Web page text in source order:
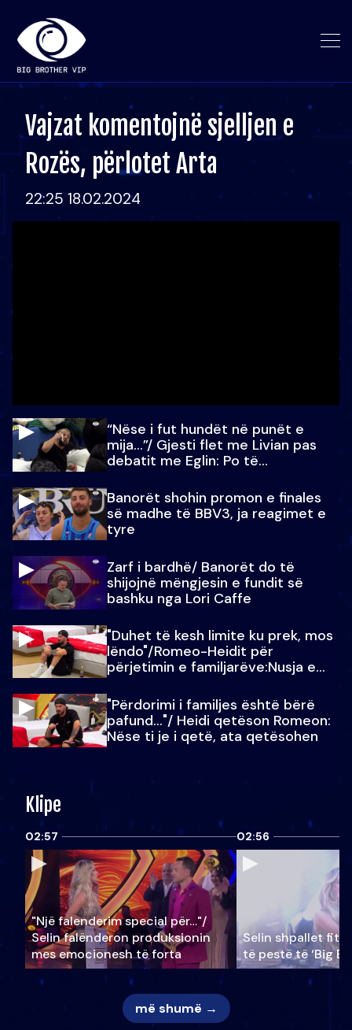
Vajzat komentojnë sjelljen e
Rozës, përlotet Arta
22:25 18.02.2024
“Nëse i fut hundët në punët e
mija…”/ Gjesti flet me Livian pas
debatit me Eglin: Po të
Banorët shohin promon e finales
së madhe të BBV3, ja reagimet e
tyre
Zarf i bardhë/ Banorët do të
shijojnë mëngjesin e fundit së
bashku nga Lori Caffe
"Duhet të kesh limite ku prek, mos
lëndo"/Romeo-Heidit për
përjetimin e familjarëve:Nusja e
"Përdorimi i familjes është bërë
pafund…"/ Heidi qetëson Romeon:
Nëse ti je i qetë, ata qetësohen
Klipe
02:57
"Një falenderim special për…"/
Selin falënderon produksionin
mes emocionesh të forta
02:56
Selin shpallet
të pestë të ‘Big
më shumë →